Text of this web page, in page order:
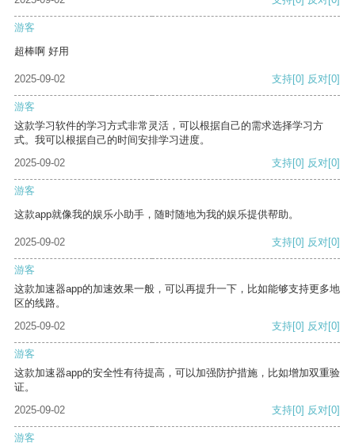
游客
超棒啊 好用
2025-09-02 支持[0] 反对[0]
游客
这款学习软件的学习方式非常灵活，可以根据自己的需求选择学习方
式。我可以根据自己的时间安排学习进度。
2025-09-02
支持[0] 反对[0]
游客
这款app就像我的娱乐小助手，随时随地为我的娱乐提供帮助。
2025-09-02 支持[0] 反对[0]
游客
这款加速器app的加速效果一般，可以再提升一下，比如能够支持更多地
区的线路。
2025-09-02
支持[0] 反对[0]
游客
这款加速器app的安全性有待提高，可以加强防护措施，比如增加双重验
证。
2025-09-02
支持[0] 反对[0]
游客